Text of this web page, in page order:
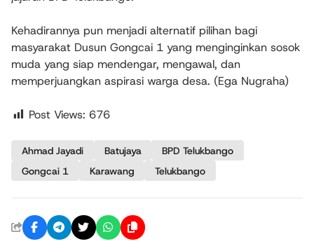
Kehadirannya pun menjadi alternatif pilihan bagi
masyarakat Dusun Gongcai 1 yang menginginkan sosok
muda yang siap mendengar, mengawal, dan
memperjuangkan aspirasi warga desa. (Ega Nugraha)
Post Views: 676
Ahmad Jayadi Batujaya
BPD Telukbango
Gongcai 1
Karawang Telukbango